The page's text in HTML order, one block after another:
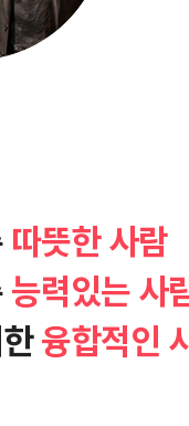
따뜻한 사람
능력있는 사
융합적인